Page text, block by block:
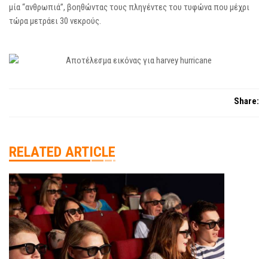
μία “ανθρωπιά”, βοηθώντας τους πληγέντες του τυφώνα που μέχρι
τώρα μετράει 30 νεκρούς.
Share:
RELATED ARTICLE